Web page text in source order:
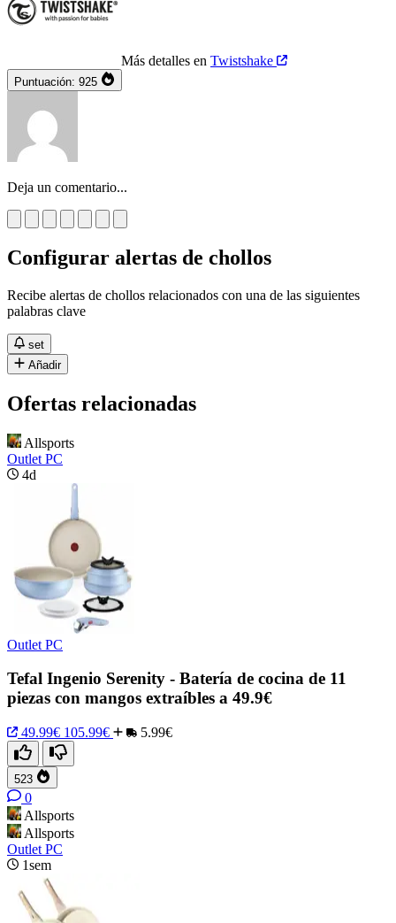
Más detalles en Twistshake
Puntuación: 925
Deja un comentario...
Configurar alertas de chollos
Recibe alertas de chollos relacionados con una de las siguientes
palabras clave
set
Añadir
Ofertas relacionadas
Allsports
Outlet PC
4d
Outlet PC
Tefal Ingenio Serenity - Batería de cocina de 11
piezas con mangos extraíbles a 49.9€
49.99€ 105.99€ 5.99€
523
0
Allsports
Allsports
Outlet PC
1sem